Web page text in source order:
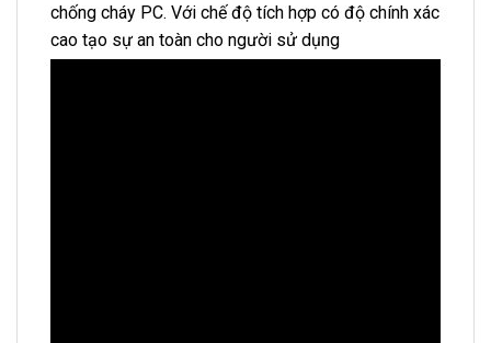
chống cháy PC. Với chế độ tích hợp có độ chính xác
cao tạo sự an toàn cho người sử dụng